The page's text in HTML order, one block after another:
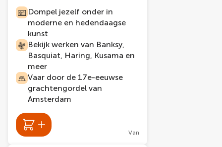
Dompel jezelf onder in
moderne en hedendaagse
kunst
Bekijk werken van Banksy,
Basquiat, Haring, Kusama en
meer
Vaar door de 17e-eeuwse
grachtengordel van
Amsterdam
Van